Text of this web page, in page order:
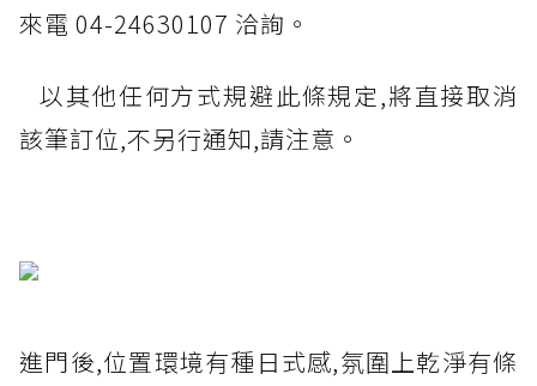
來電 04-24630107 洽詢。
以其他任何方式規避此條規定,將直接取消
該筆訂位,不另行通知,請注意。
進門後,位置環境有種日式感,氛圍上乾淨有條